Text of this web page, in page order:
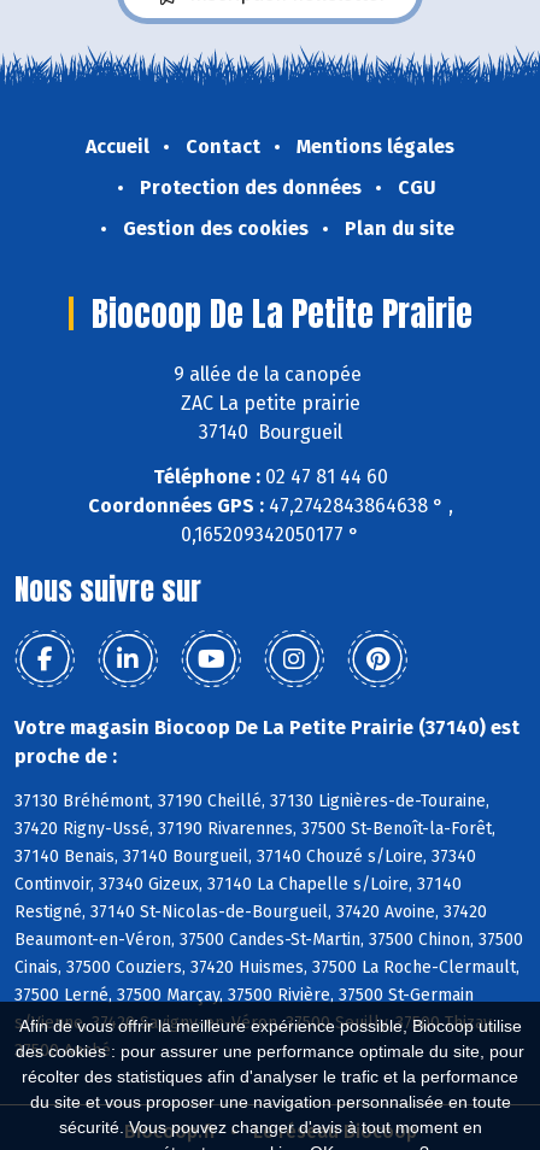
Afin de vous offrir la meilleure expérience possible, Biocoop utilise
des cookies : pour assurer une performance optimale du site, pour
récolter des statistiques afin d'analyser le trafic et la performance
du site et vous proposer une navigation personnalisée en toute
sécurité. Vous pouvez changer d'avis à tout moment en
Accueil Contact
Mentions légales
Protection des données
CGU
Gestion des cookies
Plan du site
Biocoop De La Petite Prairie
9 allée de la canopée
ZAC La petite prairie
37140 Bourgueil
Téléphone :02 47 81 44 60
Coordonnées GPS :47,2742843864638 ° ,
0,165209342050177 °
Nous suivre sur
Votre magasin Biocoop De La Petite Prairie (37140) est
proche de :
37130 Bréhémont, 37190 Cheillé, 37130 Lignières-de-Touraine,
37420 Rigny-Ussé, 37190 Rivarennes, 37500 St-Benoît-la-Forêt,
37140 Benais, 37140 Bourgueil, 37140 Chouzé s/Loire, 37340
Continvoir, 37340 Gizeux, 37140 La Chapelle s/Loire, 37140
Restigné, 37140 St-Nicolas-de-Bourgueil, 37420 Avoine, 37420
Beaumont-en-Véron, 37500 Candes-St-Martin, 37500 Chinon, 37500
Cinais, 37500 Couziers, 37420 Huismes, 37500 La Roche-Clermault,
37500 Lerné, 37500 Marçay, 37500 Rivière, 37500 St-Germain
s/Vienne, 37420 Savigny-en-Véron, 37500 Seuilly, 37500 Thizay,
37500 Anché
Biocoop.fr Le réseau Biocoop